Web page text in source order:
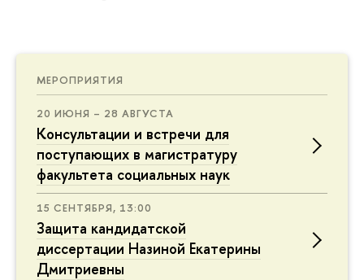
МЕРОПРИЯТИЯ
20 ИЮНЯ – 28 АВГУСТА
Консультации и встречи для
поступающих в магистратуру
факультета социальных наук
15 СЕНТЯБРЯ, 13:00
Защита кандидатской
диссертации Назиной Екатерины
Дмитриевны